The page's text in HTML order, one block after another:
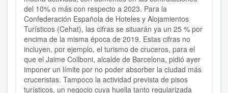
del 10% o más con respecto a 2023. Para la
Confederación Española de Hoteles y Alojamientos
Turísticos (Cehat), las cifras se situarán ya un 25 % por
encima de la misma época de 2019. Estas cifras no
incluyen, por ejemplo, el turismo de cruceros, para el
que el Jaime Collboni, alcalde de Barcelona, pidió ayer
imponer un límite por no poder absorber la ciudad más
cruceristas. Tampoco la actividad prevista de pisos
turísticos, un negocio cuya huella tanto regularizada